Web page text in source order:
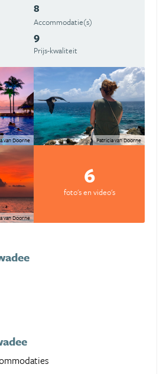
8
Accommodatie(s)
9
Prijs-kwaliteit
van Doorne Patricia van Doorne
van Doorne
6
foto's en video's